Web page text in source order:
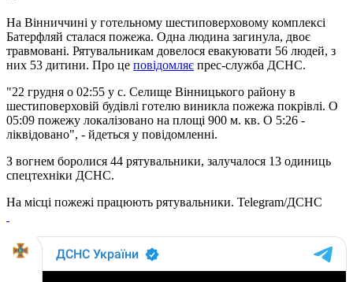
На Вінниччині у готельному шестиповерховому комплексі
Батерфляй сталася пожежа. Одна людина загинула, двоє
травмовані. Рятувальникам довелося евакуювати 56 людей, з
них 53 дитини. Про це повідомляє прес-служба ДСНС.
"22 грудня о 02:55 у с. Селище Вінницького району в
шестиповерховій будівлі готелю виникла пожежа покрівлі. О
05:09 пожежу локалізовано на площі 900 м. кв. О 5:26 -
ліквідовано", - йдеться у повідомленні.
З вогнем боролися 44 рятувальники, залучалося 13 одиниць
спецтехніки ДСНС.
На місці пожежі працюють рятувальники. Telegram/ДСНС